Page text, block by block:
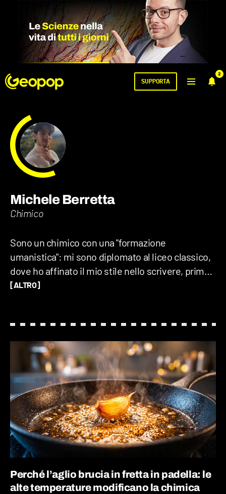
2
SUPPORTA
Michele Berretta
Chimico
Sono un chimico con una "formazione
umanistica": mi sono diplomato al liceo classico,
dove ho affinato il mio stile nello scrivere, prima
di dedicarmi alla tavola periodica. Specializzato in
metalli, la cui straordinaria versatilità e reattività
mi affascinano, primo tra tutti l’oro.
[ALTRO]
Perché l’aglio brucia in fretta in padella: le
alte temperature modificano la chimica